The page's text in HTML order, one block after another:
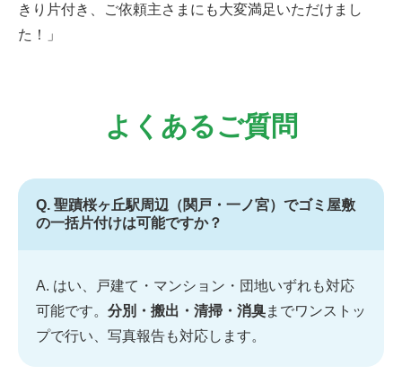
きり片付き、ご依頼主さまにも大変満足いただけまし
た！」
よくあるご質問
Q. 聖蹟桜ヶ丘駅周辺（関戸・一ノ宮）でゴミ屋敷
の一括片付けは可能ですか？
A. はい、戸建て・マンション・団地いずれも対応
可能です。 分別・搬出・清掃・消臭までワンストッ
プで行い、写真報告も対応します。